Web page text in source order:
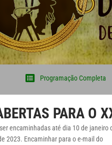
Programação Completa
PARA O
encaminhadas até dia 10 de janeiro
2023. Encaminhar para o e-mail do